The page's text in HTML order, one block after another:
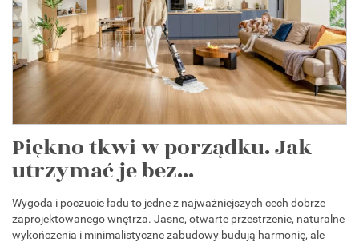
Piękno tkwi w porządku. Jak
utrzymać je bez...
Wygoda i poczucie ładu to jedne z najważniejszych cech dobrze
zaprojektowanego wnętrza. Jasne, otwarte przestrzenie, naturalne
wykończenia i minimalistyczne zabudowy budują harmonię, ale